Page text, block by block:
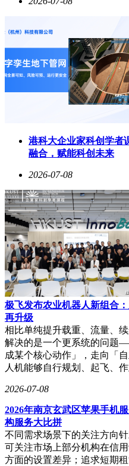
港科大企业家科创学者
融合，赋能科创未来
2026-07-08
极飞发布农业机器人新组合
再升级
相比单纯提升载重、流量、
解决的是一个更系统的问题
成某个核心动作」，走向「
人机能够自行规划、起飞、
2026-07-08
2026年南京玄武区苹果手机
构服务大比拼
不同需求场景下的关注方向
可关注市场上部分机构在信
方面的设置差异；追求短期